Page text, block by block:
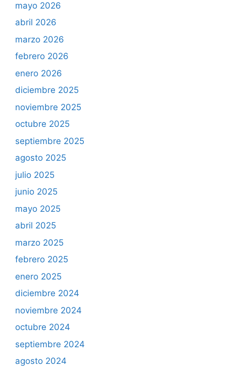
mayo 2026
abril 2026
marzo 2026
febrero 2026
enero 2026
diciembre 2025
noviembre 2025
octubre 2025
septiembre 2025
agosto 2025
julio 2025
junio 2025
mayo 2025
abril 2025
marzo 2025
febrero 2025
enero 2025
diciembre 2024
noviembre 2024
octubre 2024
septiembre 2024
agosto 2024